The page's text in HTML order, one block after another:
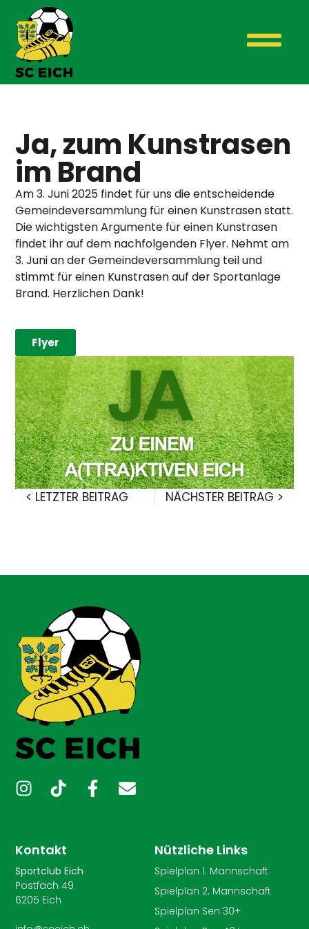
Ja, zum Kunstrasen
im Brand
Am 3. Juni 2025 findet für uns die entscheidende
Gemeindeversammlung für einen Kunstrasen statt.
Die wichtigsten Argumente für einen Kunstrasen
findet ihr auf dem nachfolgenden Flyer. Nehmt am
3. Juni an der Gemeindeversammlung teil und
stimmt für einen Kunstrasen auf der Sportanlage
Brand. Herzlichen Dank!
Flyer
< LETZTER BEITRAG NÄCHSTER BEITRAG >
Kontakt
Sportclub Eich
Postfach 49
6205 Eich
Nützliche Links
Spielplan 1. Mannschaft
Spielplan 2. Mannschaft
Spielplan Sen 30+